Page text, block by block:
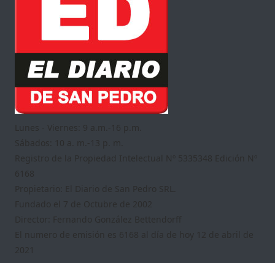
Lunes - Viernes: 9 a.m.-16 p.m.
Sábados: 10 a. m.-13 p. m.
Registro de la Propiedad Intelectual Nº 5335348 Edición Nº
6168
Propietario: El Diario de San Pedro SRL.
Fundado el 7 de Octubre de 2002
Director: Fernando González Bettendorff
El numero de emisión es 6168 al día de hoy 12 de abril de
2021